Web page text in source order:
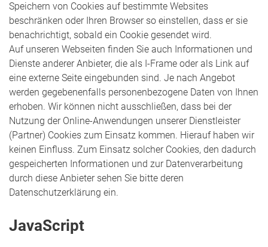
Speichern von Cookies auf bestimmte Websites
beschränken oder Ihren Browser so einstellen, dass er sie
benachrichtigt, sobald ein Cookie gesendet wird.
Auf unseren Webseiten finden Sie auch Informationen und
Dienste anderer Anbieter, die als I-Frame oder als Link auf
eine externe Seite eingebunden sind. Je nach Angebot
werden gegebenenfalls personenbezogene Daten von Ihnen
erhoben. Wir können nicht ausschließen, dass bei der
Nutzung der Online-Anwendungen unserer Dienstleister
(Partner) Cookies zum Einsatz kommen. Hierauf haben wir
keinen Einfluss. Zum Einsatz solcher Cookies, den dadurch
gespeicherten Informationen und zur Datenverarbeitung
durch diese Anbieter sehen Sie bitte deren
Datenschutzerklärung ein.
JavaScript